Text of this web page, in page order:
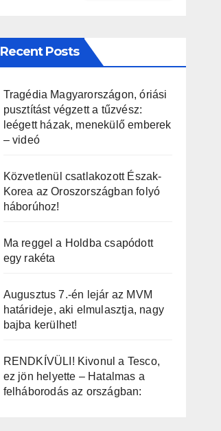
Recent Posts
Tragédia Magyarországon, óriási
pusztítást végzett a tűzvész:
leégett házak, menekülő emberek
– videó
Közvetlenül csatlakozott Észak-
Korea az Oroszországban folyó
háborúhoz!
Ma reggel a Holdba csapódott
egy rakéta
Augusztus 7.-én lejár az MVM
határideje, aki elmulasztja, nagy
bajba kerülhet!
RENDKÍVÜLI! Kivonul a Tesco,
ez jön helyette – Hatalmas a
felháborodás az országban: